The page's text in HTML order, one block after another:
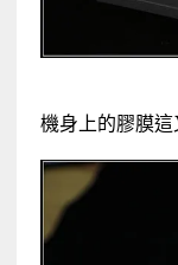
機身上的膠膜